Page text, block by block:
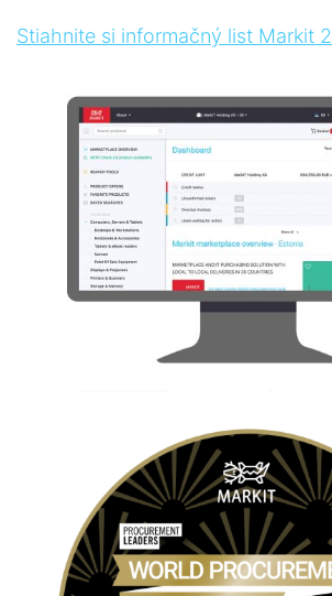
Stiahnite si informačný list Markit